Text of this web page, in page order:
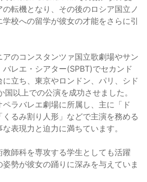
転機となり、その後のロシア国立ノ
校への留学が彼女の才能をさらに引
のコンスタンツァ国立歌劇場やサン
レエ・シアター(SPBT)でセカンド
に立ち、東京やロンドン、パリ、シド
以上での公演を成功させました。
ラバレエ劇場に所属し、主に「ド
くるみ割り人形」などで主演を務める
表現力と迫力に満ちています。
教師科を専攻する学生としても活躍
姿勢が彼女の踊りに深みを与えていま